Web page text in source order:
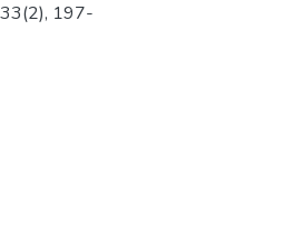
33(2), 197-